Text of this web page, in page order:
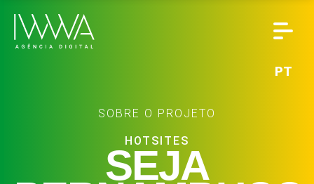
PT
SOBRE O PROJETO
HOTSITES
SEJA